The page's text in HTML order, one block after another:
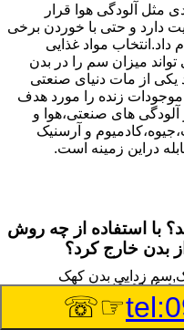
مثل آلودگی هوا قرار
دارد و حتی با خوردن برخی
داد.انتخاب مواد غذایی
میزان سم را در بدن
یکی از مات دنیای صنعتی
زنده را مورد هدف
های صنعتی،هوا و
و آرسنیک
دراین زمینه است.
با استفاده از چه روش
بدن خارج کرد؟
عمده تقسیم می
به جا مانده از سموم
از آلودگی هوا،انواع
زدایی بدن کهک
☞☏